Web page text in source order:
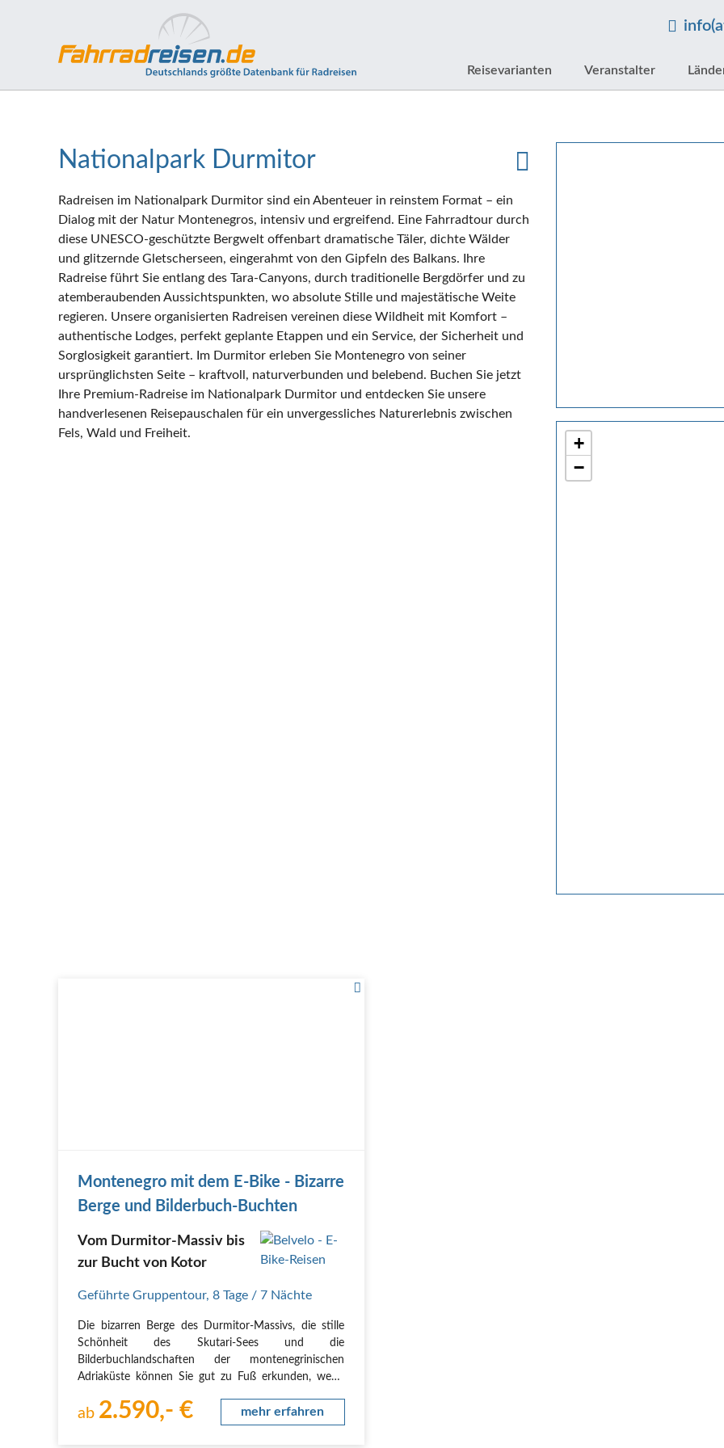
Reisevarianten Veranstalter
+
−
Nationalpark Durmitor
Radreisen im Nationalpark Durmitor sind ein Abenteuer in reinstem Format – ein
Dialog mit der Natur Montenegros, intensiv und ergreifend. Eine Fahrradtour durch
diese UNESCO-geschützte Bergwelt offenbart dramatische Täler, dichte Wälder
und glitzernde Gletscherseen, eingerahmt von den Gipfeln des Balkans. Ihre
Radreise führt Sie entlang des Tara-Canyons, durch traditionelle Bergdörfer und zu
atemberaubenden Aussichtspunkten, wo absolute Stille und majestätische Weite
regieren. Unsere organisierten Radreisen vereinen diese Wildheit mit Komfort –
authentische Lodges, perfekt geplante Etappen und ein Service, der Sicherheit und
Sorglosigkeit garantiert. Im Durmitor erleben Sie Montenegro von seiner
ursprünglichsten Seite – kraftvoll, naturverbunden und belebend. Buchen Sie jetzt
Ihre Premium-Radreise im Nationalpark Durmitor und entdecken Sie unsere
handverlesenen Reisepauschalen für ein unvergessliches Naturerlebnis zwischen
Fels, Wald und Freiheit.
Montenegro mit dem E-Bike - Bizarre
Berge und Bilderbuch-Buchten
Vom Durmitor-Massiv bis
zur Bucht von Kotor
Geführte Gruppentour, 8 Tage / 7 Nächte
Die bizarren Berge des Durmitor-Massivs, die stille
Schönheit des Skutari-Sees und die
Bilderbuchlandschaften der montenegrinischen
Adriaküste können Sie gut zu Fuß erkunden, wenn
Ebenso beeindruckend, aber wesentlich komfortabler
ab 2.590,- € mehr erfahren